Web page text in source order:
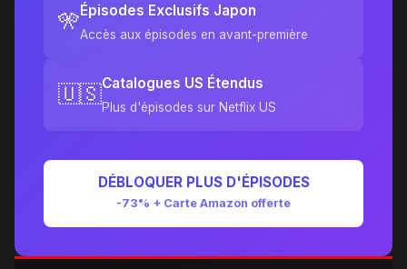
🎌Épisodes Exclusifs Japon
Accès aux épisodes en avant-première
🇺🇸Catalogues US Étendus
Plus d'épisodes sur Netflix US
DÉBLOQUER PLUS D'ÉPISODES
-73% + Carte Amazon offerte